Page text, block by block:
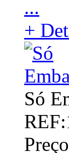
...
+
Só